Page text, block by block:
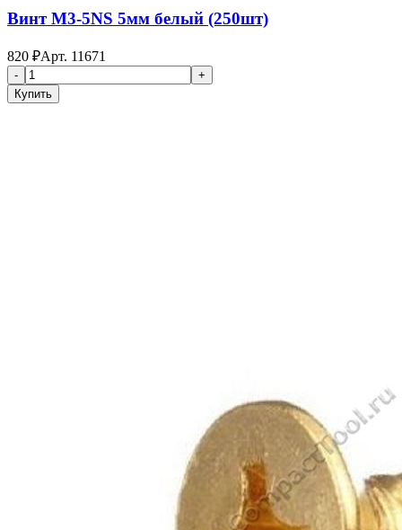
Винт M3-5NS 5мм белый (250шт)
820 ₽Арт. 11671
-
+
Купить